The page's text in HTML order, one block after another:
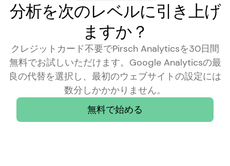
分析を次のレベルに引き上げ
ますか？
クレジットカード不要でPirsch Analyticsを30日間
無料でお試しいただけます。Google Analyticsの最
良の代替を選択し、最初のウェブサイトの設定には
数分しかかかりません。
無料で始める